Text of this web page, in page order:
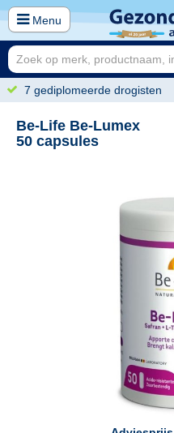
Menu
7 gediplomeerde drogisten
Be-Life Be-Lumex
50 capsules
43,95